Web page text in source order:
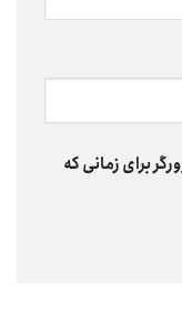
برای زمانی که